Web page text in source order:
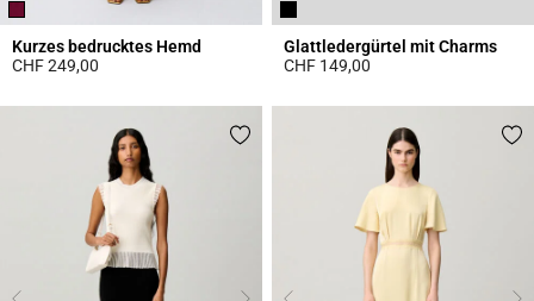
Kurzes bedrucktes Hemd
CHF 249,00
Glattledergürtel mit Charms
CHF 149,00